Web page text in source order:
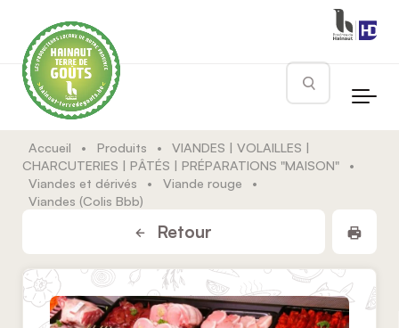
Rechercher
Accueil • Produits •
VIANDES | VOLAILLES |
CHARCUTERIES | PÂTÉS | PRÉPARATIONS "MAISON"
•
Viandes et dérivés
• Viande rouge
•
Viandes (Colis Bbb)
Retour